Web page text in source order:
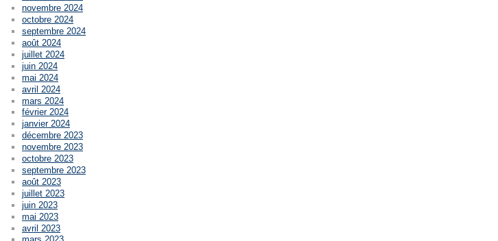
novembre 2024
octobre 2024
septembre 2024
août 2024
juillet 2024
juin 2024
mai 2024
avril 2024
mars 2024
février 2024
janvier 2024
décembre 2023
novembre 2023
octobre 2023
septembre 2023
août 2023
juillet 2023
juin 2023
mai 2023
avril 2023